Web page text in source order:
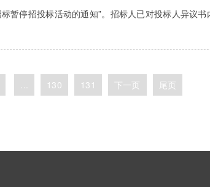
暂停招投标活动的通知”。招标人已对投标人异议
... 130 131 下一页 尾页